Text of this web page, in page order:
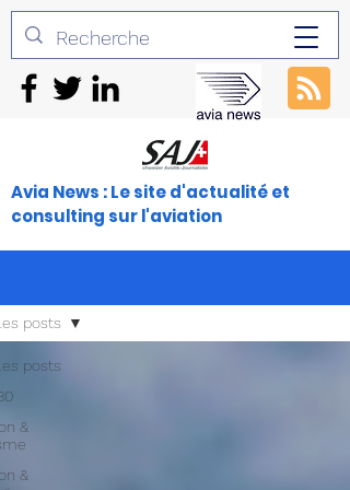
Avia News : Le site d'actualité et
consulting sur l'aviation
posts
&
&
posts